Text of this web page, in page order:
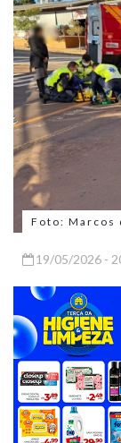
Foto: Marcos
19/05/2026 -